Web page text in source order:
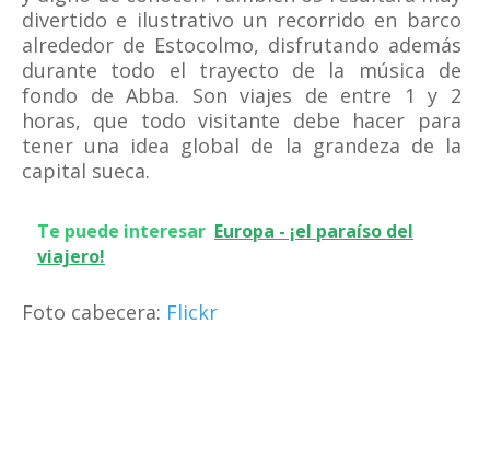
divertido e ilustrativo un recorrido en barco
alrededor de Estocolmo, disfrutando además
durante todo el trayecto de la música de
fondo de Abba. Son viajes de entre 1 y 2
horas, que todo visitante debe hacer para
tener una idea global de la grandeza de la
capital sueca.
Te puede interesar Europa - ¡el paraíso del
viajero!
Foto cabecera: Flickr